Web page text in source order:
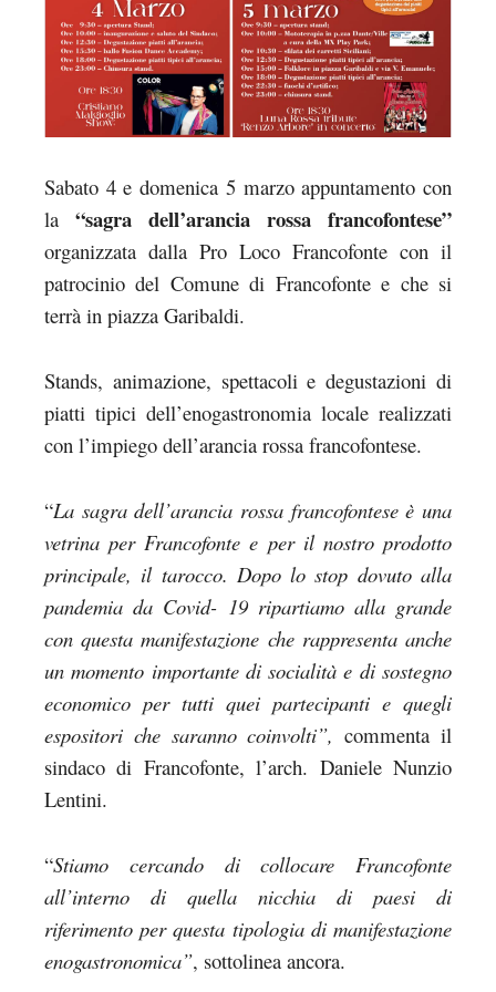
Sabato 4 e domenica 5 marzo appuntamento con
la “sagra dell’arancia rossa francofontese”
organizzata dalla Pro Loco Francofonte con il
patrocinio del Comune di Francofonte e che si
terrà in piazza Garibaldi.
Stands, animazione, spettacoli e degustazioni di
piatti tipici dell’enogastronomia locale realizzati
con l’impiego dell’arancia rossa francofontese.
“La sagra dell’arancia rossa francofontese è una
vetrina per Francofonte e per il nostro prodotto
principale, il tarocco. Dopo lo stop dovuto alla
pandemia da Covid- 19 ripartiamo alla grande
con questa manifestazione che rappresenta anche
un momento importante di socialità e di sostegno
economico per tutti quei partecipanti e quegli
espositori che saranno coinvolti”, commenta il
sindaco di Francofonte, l’arch. Daniele Nunzio
Lentini.
“Stiamo cercando di collocare Francofonte
all’interno di quella nicchia di paesi di
riferimento per questa tipologia di manifestazione
enogastronomica”, sottolinea ancora.